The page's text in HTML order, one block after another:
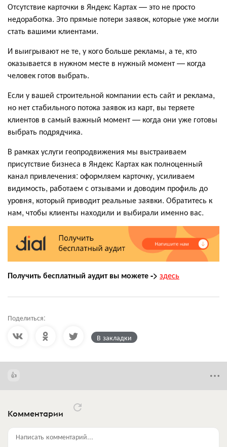
Отсутствие карточки в Яндекс Картах — это не просто
недоработка. Это прямые потери заявок, которые уже могли
стать вашими клиентами.
И выигрывают не те, у кого больше рекламы, а те, кто
оказывается в нужном месте в нужный момент — когда
человек готов выбрать.
Если у вашей строительной компании есть сайт и реклама,
но нет стабильного потока заявок из карт, вы теряете
клиентов в самый важный момент — когда они уже готовы
выбрать подрядчика.
В рамках услуги геопродвижения мы выстраиваем
присутствие бизнеса в Яндекс Картах как полноценный
канал привлечения: оформляем карточку, усиливаем
видимость, работаем с отзывами и доводим профиль до
уровня, который приводит реальные заявки. Обратитесь к
нам, чтобы клиенты находили и выбирали именно вас.
Получить бесплатный аудит вы можете -> здесь
Поделиться:
В закладки
Комментарии
Написать комментарий...